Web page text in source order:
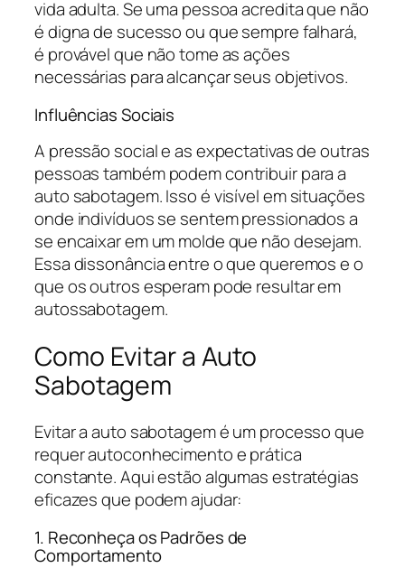
vida adulta. Se uma pessoa acredita que não
é digna de sucesso ou que sempre falhará,
é provável que não tome as ações
necessárias para alcançar seus objetivos.
Influências Sociais
A pressão social e as expectativas de outras
pessoas também podem contribuir para a
auto sabotagem. Isso é visível em situações
onde indivíduos se sentem pressionados a
se encaixar em um molde que não desejam.
Essa dissonância entre o que queremos e o
que os outros esperam pode resultar em
autossabotagem.
Como Evitar a Auto
Sabotagem
Evitar a auto sabotagem é um processo que
requer autoconhecimento e prática
constante. Aqui estão algumas estratégias
eficazes que podem ajudar:
1. Reconheça os Padrões de
Comportamento